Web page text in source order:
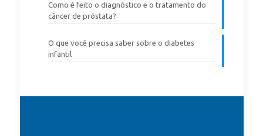
Como é feito o diagnóstico e o tratamento do
câncer de próstata?
O que você precisa saber sobre o diabetes
infantil